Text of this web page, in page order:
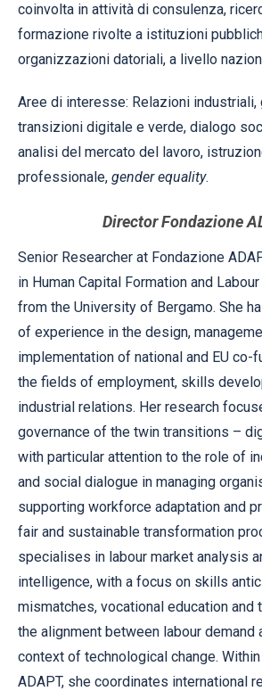
coinvolta in attività di consulenza,
formazione rivolte a istituzioni
organizzazioni datoriali, a livello
Aree di interesse: Relazioni industriali,
transizioni digitale e verde, dialogo
analisi del mercato del lavoro,
professionale, gender equality.
Director Fondazione
Senior Researcher at Fondazione
in Human Capital Formation and
from the University of Bergamo. She
of experience in the design,
implementation of national and EU co-
the fields of employment, skills
industrial relations. Her research
governance of the twin transitions –
with particular attention to the role of
and social dialogue in managing
supporting workforce adaptation and
fair and sustainable transformation
specialises in labour market analysis
intelligence, with a focus on skills
mismatches, vocational education and
the alignment between labour demand
context of technological change.
ADAPT, she coordinates international